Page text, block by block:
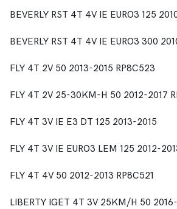
BEVERLY RST 4T 4V IE EURO3 125
BEVERLY RST 4T 4V IE EURO3 300
FLY 4T 2V 50 2013-2015 RP8C523
FLY 4T 2V 25-30KM-H 50 2012-2017
FLY 4T 3V IE E3 DT 125 2013-2015
FLY 4T 3V IE EURO3 LEM 125 2012-
FLY 4T 4V 50 2012-2013 RP8C521
LIBERTY IGET 4T 3V 25KM/H 50